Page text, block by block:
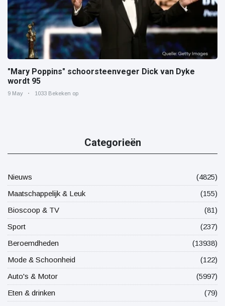
"Mary Poppins" schoorsteenveger Dick van Dyke
wordt 95
9 May 1033 Bekeken op
Categorieën
Nieuws
(4825)
Maatschappelijk & Leuk
(155)
Bioscoop & TV
(81)
Sport
(237)
Beroemdheden
(13938)
Mode & Schoonheid
(122)
Auto's & Motor
(5997)
Eten & drinken
(79)